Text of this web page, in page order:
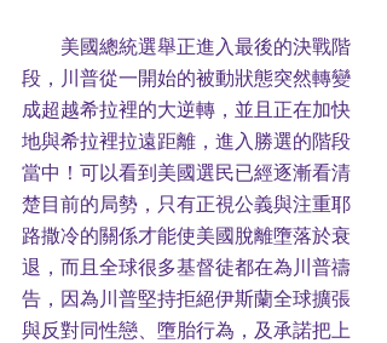
美國總統選舉正進入最後的決戰階
段，川普從一開始的被動狀態突然轉變
成超越希拉裡的大逆轉，並且正在加快
地與希拉裡拉遠距離，進入勝選的階段
當中！可以看到美國選民已經逐漸看清
楚目前的局勢，只有正視公義與注重耶
路撒冷的關係才能使美國脫離墮落於衰
退，而且全球很多基督徒都在為川普禱
告，因為川普堅持拒絕伊斯蘭全球擴張
與反對同性戀、墮胎行為，及承諾把上